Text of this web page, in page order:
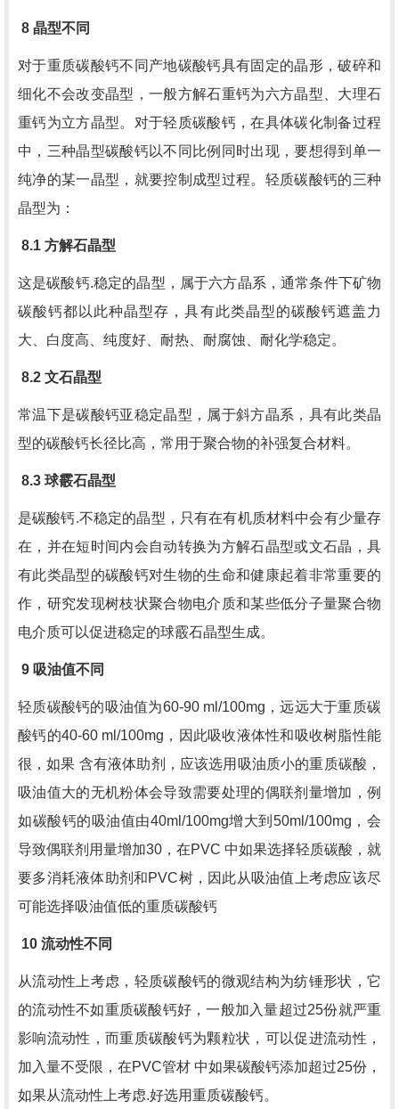
8 晶型不同
对于重质碳酸钙不同产地碳酸钙具有固定的晶形，破碎和
细化不会改变晶型，一般方解石重钙为六方晶型、大理石
重钙为立方晶型。对于轻质碳酸钙，在具体碳化制备过程
中，三种晶型碳酸钙以不同比例同时出现，要想得到单一
纯净的某一晶型，就要控制成型过程。轻质碳酸钙的三种
晶型为：
8.1 方解石晶型
这是碳酸钙.稳定的晶型，属于六方晶系，通常条件下矿物
碳酸钙都以此种晶型存，具有此类晶型的碳酸钙遮盖力
大、白度高、纯度好、耐热、耐腐蚀、耐化学稳定。
8.2 文石晶型
常温下是碳酸钙亚稳定晶型，属于斜方晶系，具有此类晶
型的碳酸钙长径比高，常用于聚合物的补强复合材料。
8.3 球霰石晶型
是碳酸钙.不稳定的晶型，只有在有机质材料中会有少量存
在，并在短时间内会自动转换为方解石晶型或文石晶，具
有此类晶型的碳酸钙对生物的生命和健康起着非常重要的
作，研究发现树枝状聚合物电介质和某些低分子量聚合物
电介质可以促进稳定的球霰石晶型生成。
9 吸油值不同
轻质碳酸钙的吸油值为60-90 ml/100mg ，远远大于重质碳
酸钙的40-60 ml/100mg ，因此吸收液体性和吸收树脂性能
很，如果 含有液体助剂，应该选用吸油质小的重质碳酸，
吸油值大的无机粉体会导致需要处理的偶联剂量增加，例
如碳酸钙的吸油值由40ml/100mg增大到 50ml/100mg ，会
导致偶联剂用量增加30 ，在PVC 中如果选择轻质碳酸，就
要多消耗液体助剂和PVC树，因此从吸油值上考虑应该尽
可能选择吸油值低的重质碳酸钙
10 流动性不同
从流动性上考虑，轻质碳酸钙的微观结构为纺锤形状，它
的流动性不如重质碳酸钙好，一般加入量超过25份就严重
影响流动性，而重质碳酸钙为颗粒状，可以促进流动性，
加入量不受限，在PVC管材 中如果碳酸钙添加超过25份，
如果从流动性上考虑.好选用重质碳酸钙。